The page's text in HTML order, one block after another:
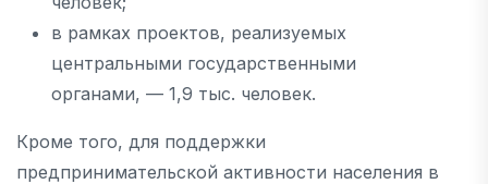
в рамках проектов, реализуемых
центральными государственными
органами, — 1,9 тыс. человек.
Кроме того, для поддержки
предпринимательской активности населения в